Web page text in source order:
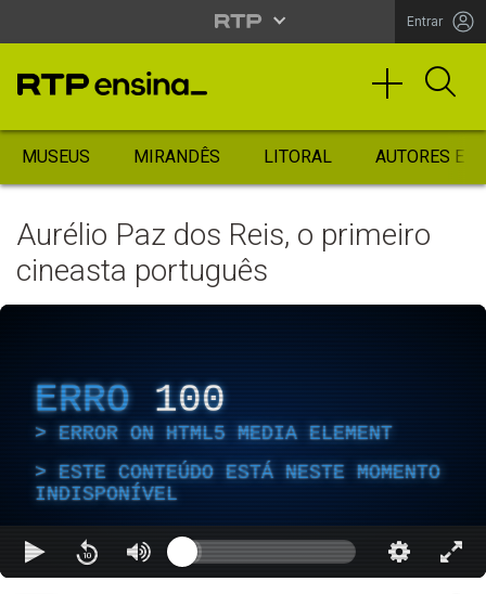
Entrar
MUSEUS MIRANDÊS LITORAL AUTORES
Aurélio Paz dos Reis, o primeiro
cineasta português
ERRO 100
ERROR ON HTML5 MEDIA ELEMENT
ESTE CONTEÚDO ESTÁ NESTE MOMENTO
INDISPONÍVEL